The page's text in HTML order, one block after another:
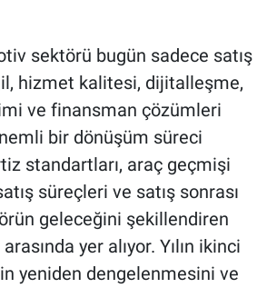
sektörü bugün sadece satış
hizmet kalitesi, dijitalleşme,
ve finansman çözümleri
bir dönüşüm süreci
standartları, araç geçmişi
süreçleri ve satış sonrası
geleceğini şekillendiren
yer alıyor. Yılın ikinci
yeniden dengelenmesini ve